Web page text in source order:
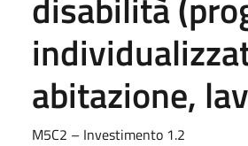
abitazione,
M5C2 – Investimento 1.2